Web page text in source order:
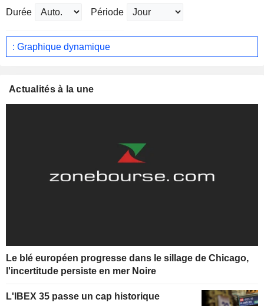
Durée Période
: Graphique dynamique
Actualités à la une
Le blé européen progresse dans le sillage de Chicago,
l'incertitude persiste en mer Noire
L'IBEX 35 passe un cap historique